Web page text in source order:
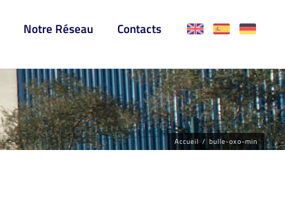
Notre Réseau Contacts
Accueil / bulle-oxo-min